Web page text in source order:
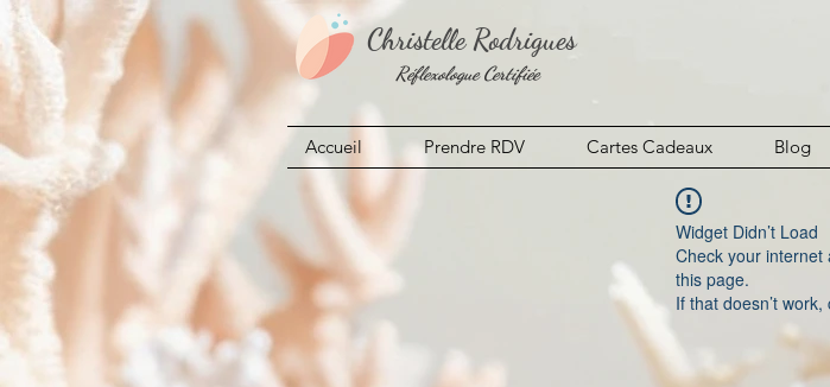
Christelle Rodrigues
Réflexologue Certifiée
Accueil Prendre RDV Cartes Cadeaux Blog
Widget Didn’t Load
Check your internet
this page.
If that doesn’t